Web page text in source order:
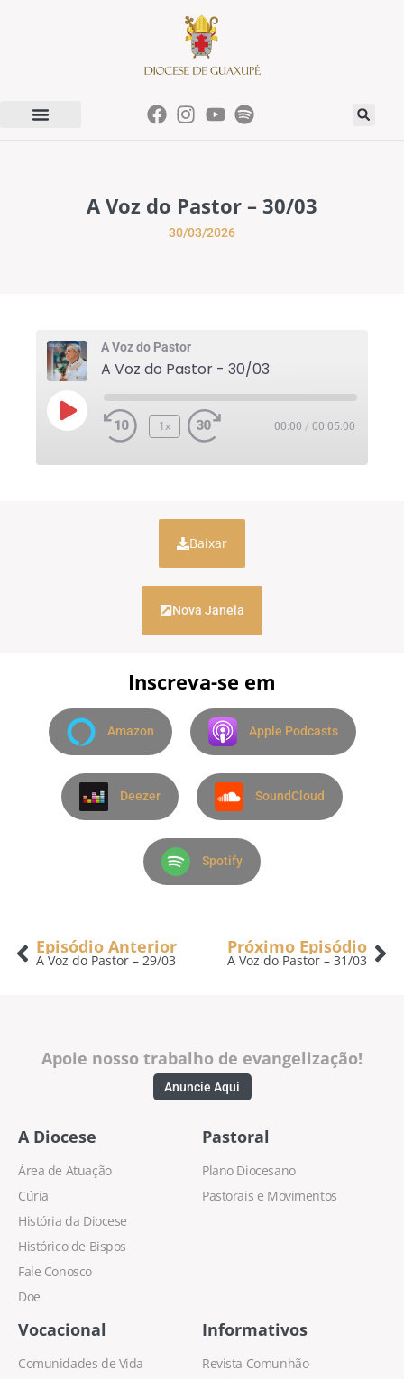
A Voz do Pastor – 30/03
30/03/2026
A Voz do Pastor
A Voz do Pastor - 30/03
1x 00:00 / 00:05:00
Baixar
Nova Janela
Inscreva-se em
Amazon Apple Podcasts
Deezer SoundCloud
Spotify
Episódio Anterior
A Voz do Pastor – 29/03
Próximo Episódio
A Voz do Pastor – 31/03
Apoie nosso trabalho de evangelização!
Anuncie Aqui
A Diocese
Área de Atuação
Cúria
História da Diocese
Histórico de Bispos
Fale Conosco
Doe
Pastoral
Plano Diocesano
Pastorais e Movimentos
Vocacional
Comunidades de Vida
Informativos
Revista Comunhão